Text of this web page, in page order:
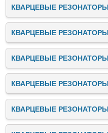
КВАРЦЕВЫЕ
КВАРЦЕВЫЕ
КВАРЦЕВЫЕ
КВАРЦЕВЫЕ РЕЗОНАТОРЫ
КВАРЦЕВЫЕ РЕЗОНАТОРЫ